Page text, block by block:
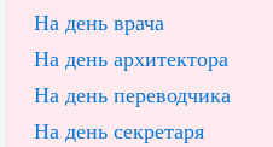
На день врача
На день архитектора
На день переводчика
На день секретаря